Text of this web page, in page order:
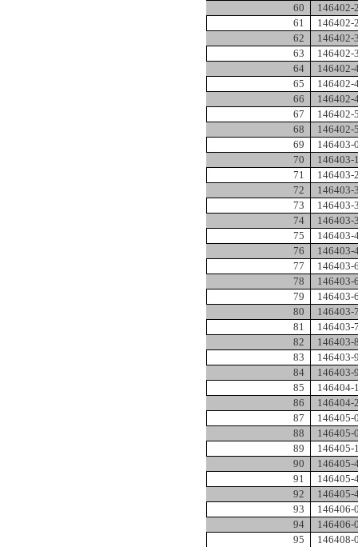
60
146402-
61
146402-
62
146402-
63
146402-
64
146402-
65
146402-
66
146402-
67
146402-
68
146402-
69
146403-
70
146403-
71
146403-
72
146403-
73
146403-
74
146403-
75
146403-
76
146403-
77
146403-
78
146403-
79
146403-
80
146403-
81
146403-
82
146403-
83
146403-
84
146403-
85
146404-
86
146404-
87
146405-
88
146405-
89
146405-
90
146405-
91
146405-
92
146405-
93
146406-
94
146406-
95
146408-